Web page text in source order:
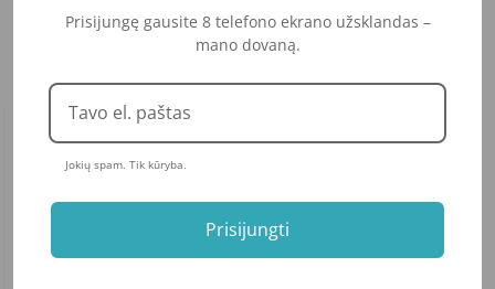
Prisijungę gausite 8 telefono ekrano užsklandas –
mano dovaną.
Jokių spam. Tik kūryba.
Prisijungti